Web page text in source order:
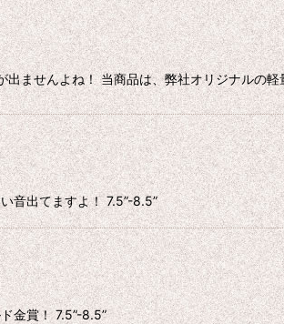
ませんよね！ 当商品は、弊社オリジナルの
音出てますよ！ 7.5”-8.5”
金賞！ 7.5”-8.5”